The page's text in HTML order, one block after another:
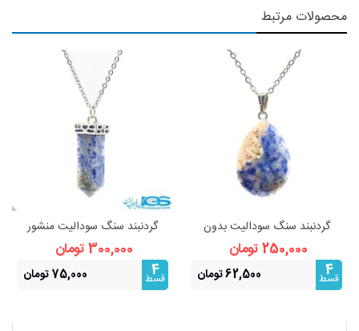
محصولات مرتبط
گردنبند سنگ سودالیت بدون
زنجیر
250,000 تومان
4
قسط 62,500 تومان
گردنبند سنگ سودالیت منشور
بدون زنجیر
300,000 تومان
4
قسط 75,000 تومان